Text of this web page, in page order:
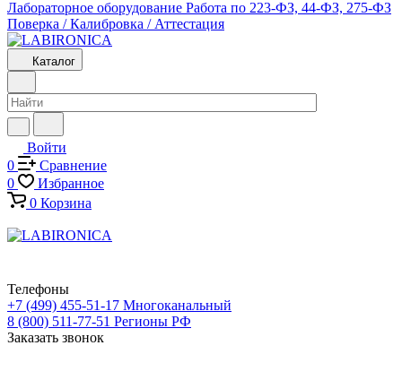
Лабораторное оборудование Работа по 223-ФЗ, 44-ФЗ, 275-ФЗ
Поверка / Калибровка / Аттестация
Каталог
Войти
0
Сравнение
0
Избранное
0 Корзина
Телефоны
+7 (499) 455-51-17 Многоканальный
8 (800) 511-77-51 Регионы РФ
Заказать звонок